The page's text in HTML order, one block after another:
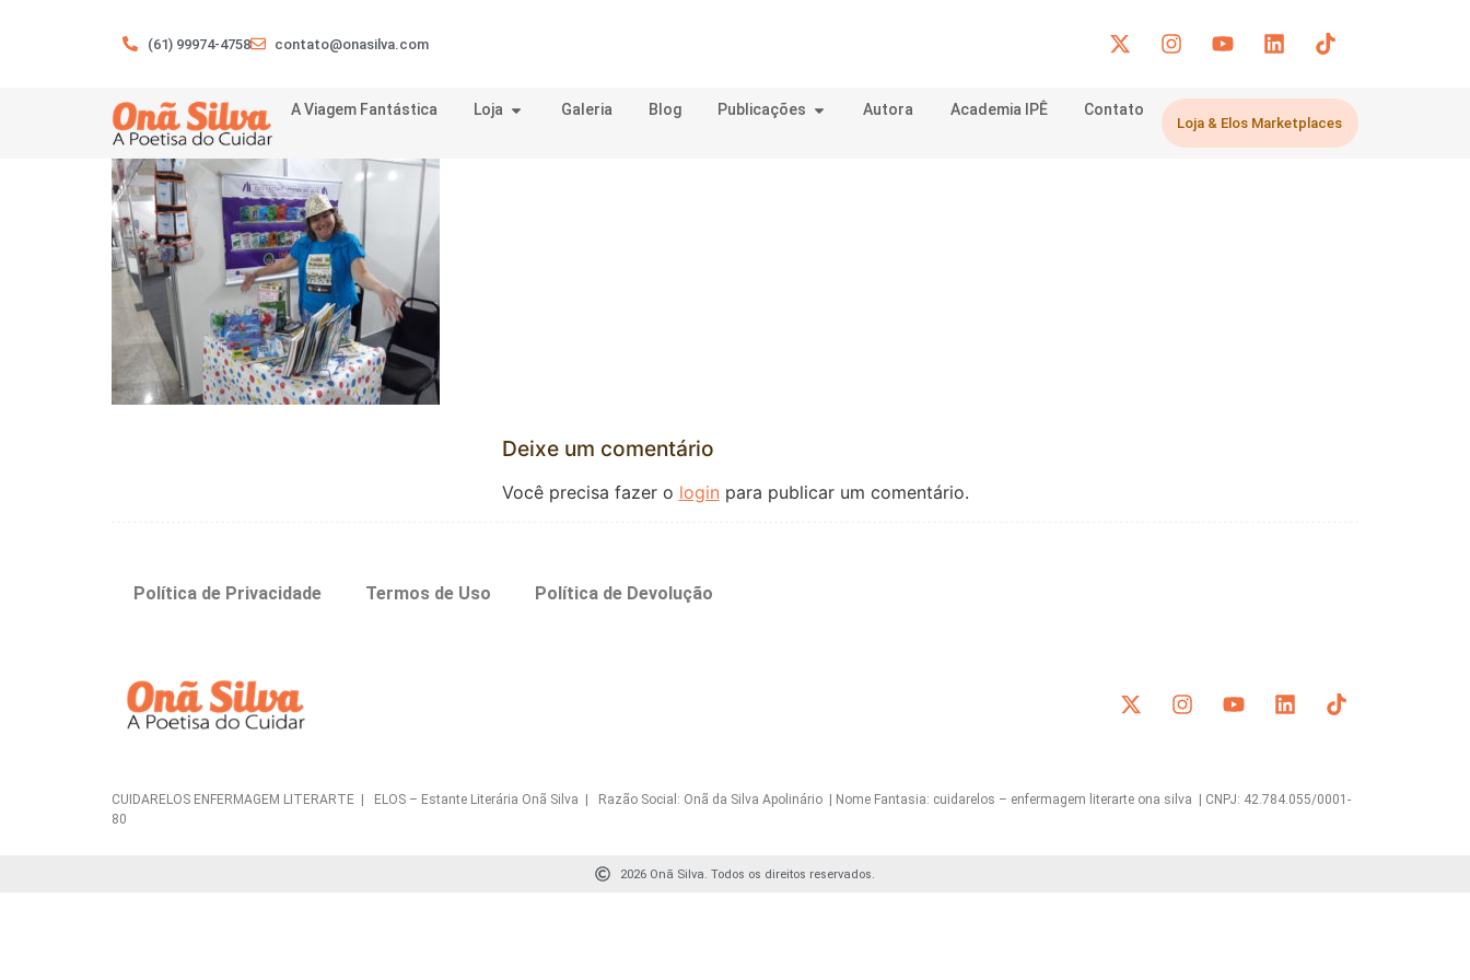
(61) 99974-4758 contato@onasilva.com
A Viagem Fantástica Loja Galeria Blog Publicações Autora Academia IPÊ Contato
Loja & Elos Marketplaces
Deixe um comentário
Você precisa fazer o login para publicar um comentário.
Política de Privacidade Termos de Uso Política de Devolução
CUIDARELOS ENFERMAGEM LITERARTE | ELOS – Estante Literária Onã Silva | Razão Social: Onã da Silva Apolinário | Nome Fantasia: cuidarelos – enfermagem literarte ona silva | CNPJ: 42.784.055/0001-
80
2026 Onã Silva. Todos os direitos reservados.